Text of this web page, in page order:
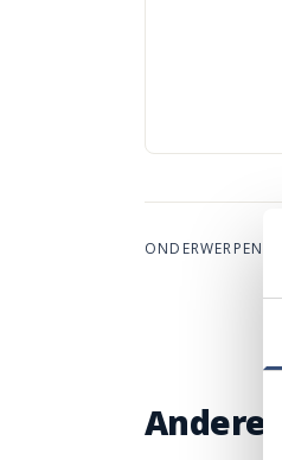
ONDERWERPEN:
Andere